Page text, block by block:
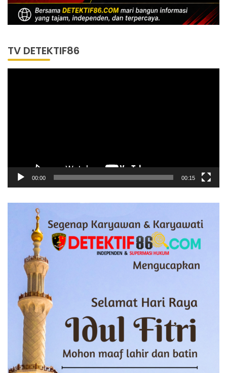
TV DETEKTIF86
00:00 00:15